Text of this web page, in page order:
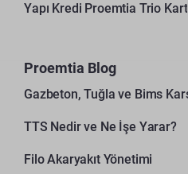
Yapı Kredi Proemtia Trio Kart
Proemtia Blog
TTS Nedir ve Ne İşe Yarar?
Filo Akaryakıt Yönetimi